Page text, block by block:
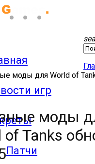
игр
Патчи
моды для World of
моды
of Tanks